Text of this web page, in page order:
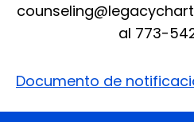
al 773-
Documento de